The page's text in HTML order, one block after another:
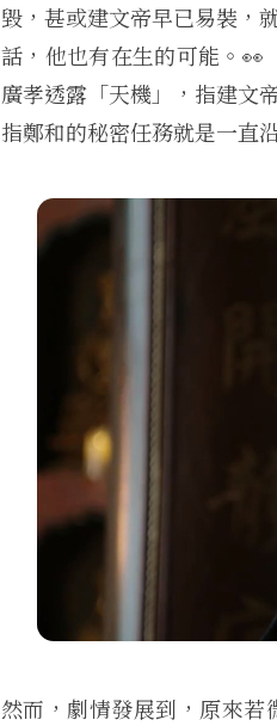
毀，甚或建文帝早已易裝，
話，他也有在生的可能。👀
廣孝透露「天機」，指建文
指鄭和的秘密任務就是一直
然而，劇情發展到，原來